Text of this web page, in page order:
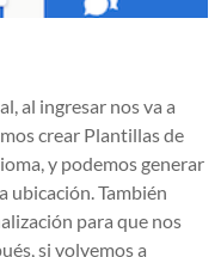
al ingresar nos va a
crear Plantillas de
y podemos generar
ubicación. También
para que nos
si volvemos a